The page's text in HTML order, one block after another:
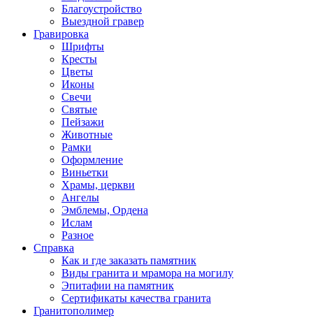
Благоустройство
Выездной гравер
Гравировка
Шрифты
Кресты
Цветы
Иконы
Свечи
Святые
Пейзажи
Животные
Рамки
Оформление
Виньетки
Храмы, церкви
Ангелы
Эмблемы, Ордена
Ислам
Разное
Справка
Как и где заказать памятник
Виды гранита и мрамора на могилу
Эпитафии на памятник
Сертификаты качества гранита
Гранитополимер